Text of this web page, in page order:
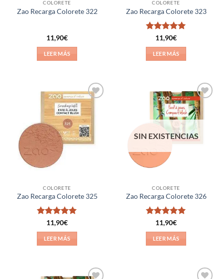
COLORETE
Zao Recarga Colorete 322
11,90€
LEER MÁS
COLORETE
Zao Recarga Colorete 323
Valorado
con5de 5
11,90€
LEER MÁS
Añadir
lista de
deseos
COLORETE
Zao Recarga Colorete 325
Valorado
con5de 5
11,90€
LEER MÁS
Añadir
a la
lista de
SIN EXISTENCIAS
COLORETE
Zao Recarga Colorete 326
Valorado
con5de 5
11,90€
LEER MÁS